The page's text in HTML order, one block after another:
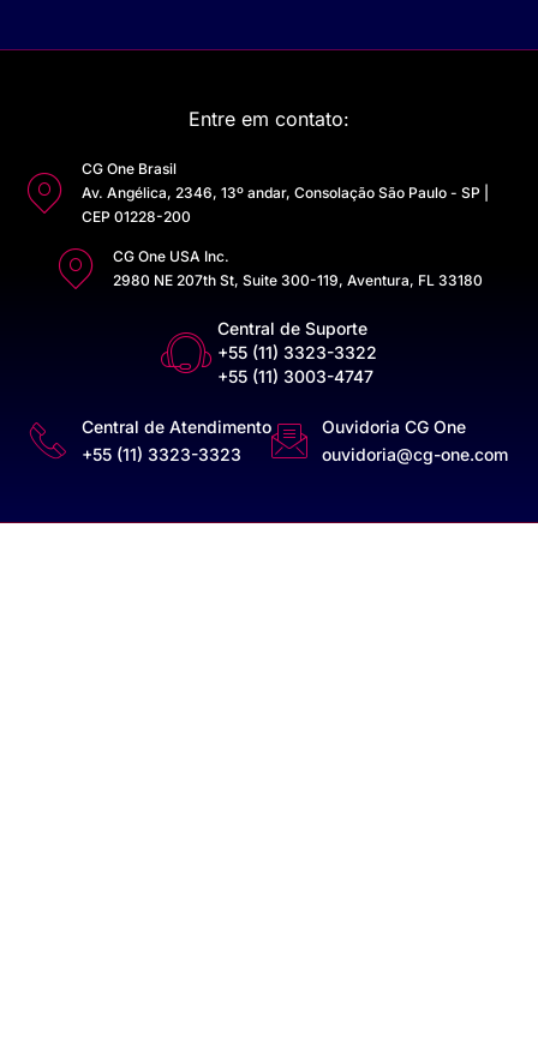
Entre em contato:
CG One Brasil
Av. Angélica, 2346, 13º andar, Consolação São Paulo - SP |
CEP 01228-200
CG One USA Inc.
2980 NE 207th St, Suite 300-119, Aventura, FL 33180
Central de Suporte
+55 (11) 3323-3322
+55 (11) 3003-4747
Central de Atendimento
+55 (11) 3323-3323
Ouvidoria CG One
ouvidoria@cg-one.com